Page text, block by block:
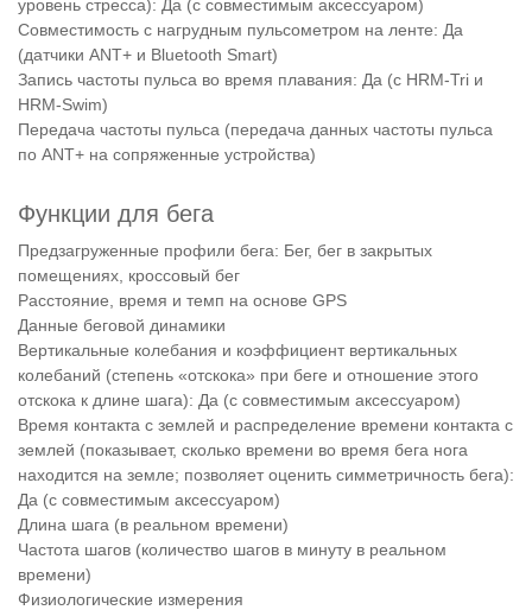
уровень стресса): Да (с совместимым аксессуаром)
Совместимость с нагрудным пульсометром на ленте: Да
(датчики ANT+ и Bluetooth Smart)
Запись частоты пульса во время плавания: Да (с HRM-Tri и
HRM-Swim)
Передача частоты пульса (передача данных частоты пульса
по ANT+ на сопряженные устройства)
Функции для бега
Предзагруженные профили бега: Бег, бег в закрытых
помещениях, кроссовый бег
Расстояние, время и темп на основе GPS
Данные беговой динамики
Вертикальные колебания и коэффициент вертикальных
колебаний (степень «отскока» при беге и отношение этого
отскока к длине шага): Да (с совместимым аксессуаром)
Время контакта с землей и распределение времени контакта с
землей (показывает, сколько времени во время бега нога
находится на земле; позволяет оценить симметричность бега):
Да (с совместимым аксессуаром)
Длина шага (в реальном времени)
Частота шагов (количество шагов в минуту в реальном
времени)
Физиологические измерения